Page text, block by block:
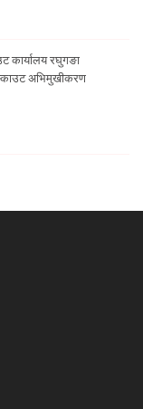
कार्यालय रघुगङा
अभिमुखीकरण